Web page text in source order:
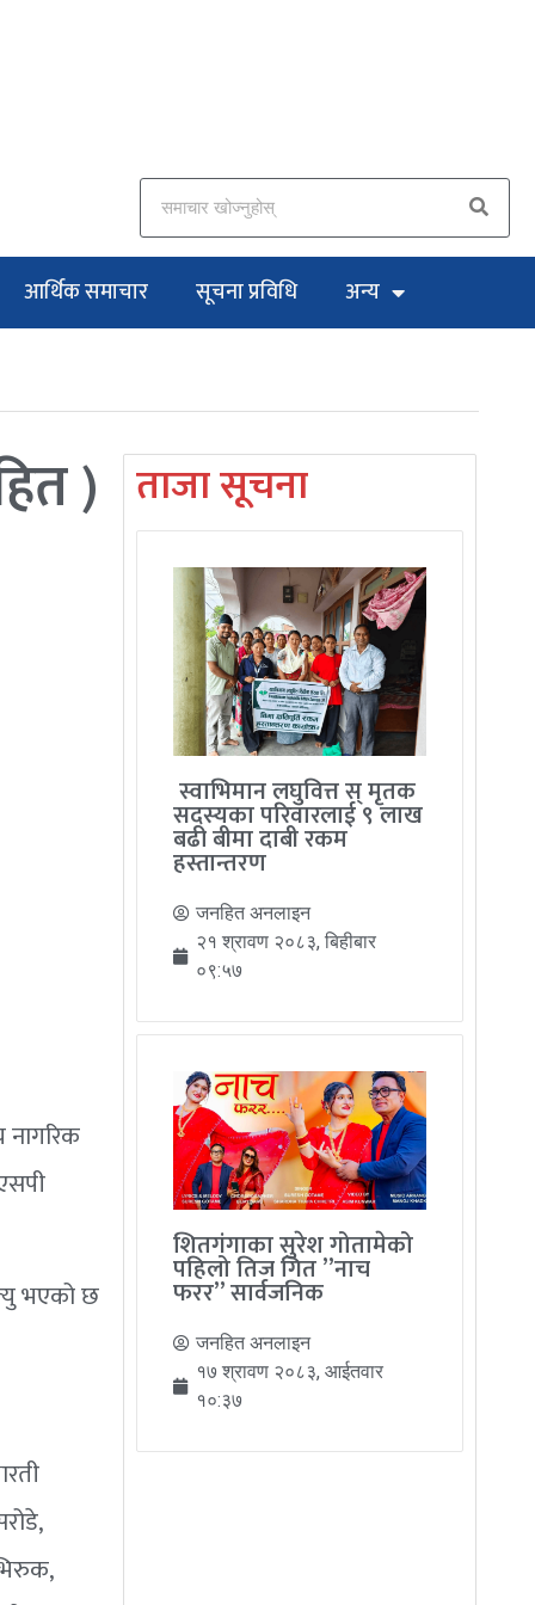
आर्थिक समाचार सूचना प्रविधि अन्य
)
भएको छ
ताजा सूचना
स्वाभिमान लघुवित्त स् मृतक
सदस्यका परिवारलाई ९ लाख
बढी बीमा दाबी रकम
हस्तान्तरण
जनहित अनलाइन
२१ श्रावण २०८३, बिहीबार
०९:५७
शितगंगाका सुरेश गोतामेको
पहिलो तिज गित ”नाच
फरर” सार्वजनिक
जनहित अनलाइन
१७ श्रावण २०८३, आईतवार
१०:३७